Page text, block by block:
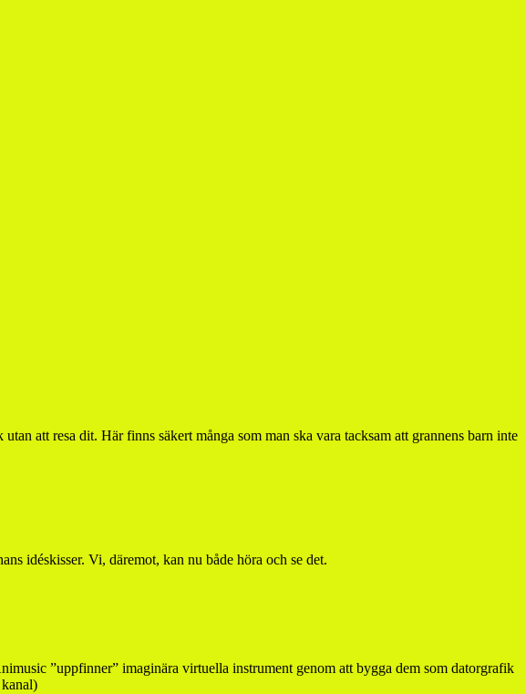
att resa dit. Här finns säkert många som man ska vara tacksam att grannens barn inte
idéskisser. Vi, däremot, kan nu både höra och se det.
”uppfinner” imaginära virtuella instrument genom att bygga dem som datorgrafik